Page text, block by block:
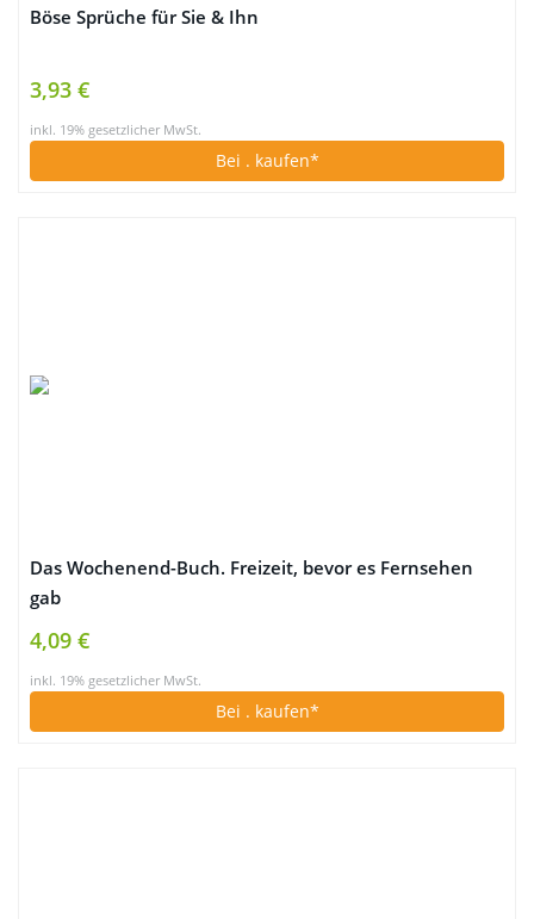
Böse Sprüche für Sie & Ihn
3,93 €
inkl. 19% gesetzlicher MwSt.
Bei . kaufen*
Das Wochenend-Buch. Freizeit, bevor es Fernsehen
gab
4,09 €
inkl. 19% gesetzlicher MwSt.
Bei . kaufen*